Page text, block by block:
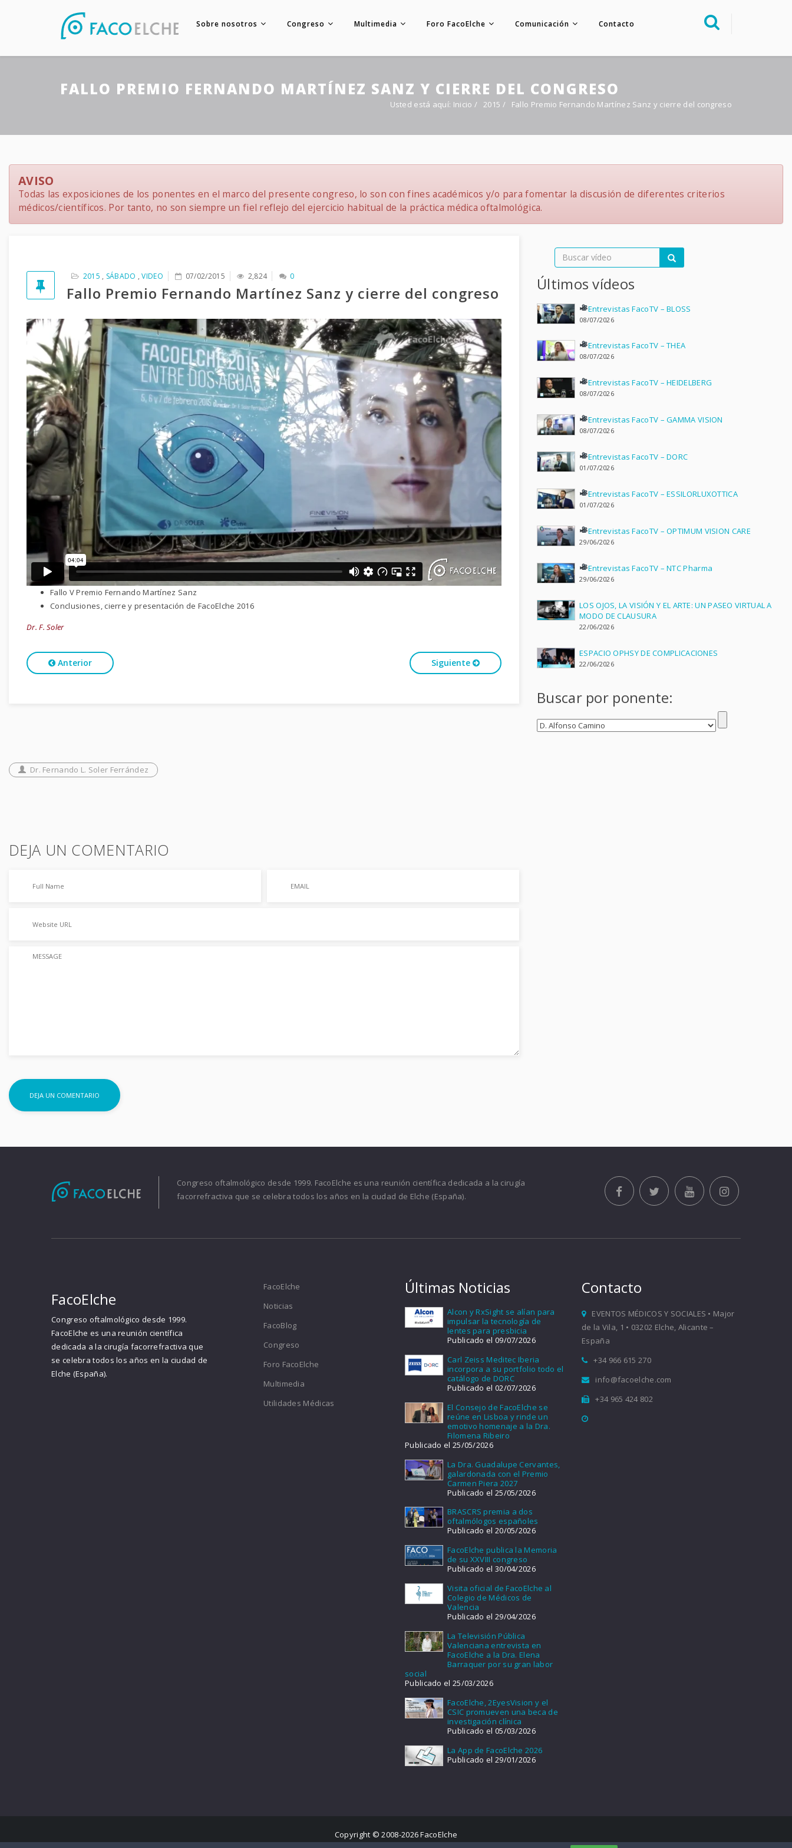
Sobre nosotros Congreso Multimedia Foro FacoElche Comunicación Contacto
FALLO PREMIO FERNANDO MARTÍNEZ SANZ Y CIERRE DEL CONGRESO
Usted está aquí: Inicio / 2015 / Fallo Premio Fernando Martínez Sanz y cierre del congreso
AVISO
Todas las exposiciones de los ponentes en el marco del presente congreso, lo son con fines académicos y/o para fomentar la discusión de diferentes criterios
médicos/científicos. Por tanto, no son siempre un fiel reflejo del ejercicio habitual de la práctica médica oftalmológica.
2015 , SÁBADO ,VIDEO 07/02/2015 2,824 0
Fallo Premio Fernando Martínez Sanz y cierre del congreso
Fallo V Premio Fernando Martínez Sanz
Conclusiones, cierre y presentación de FacoElche 2016
Dr. F. Soler
Anterior Siguiente
Dr. Fernando L. Soler Ferrández
DEJA UN COMENTARIO
Últimos vídeos
Entrevistas FacoTV – BLOSS
08/07/2026
Entrevistas FacoTV – THEA
08/07/2026
Entrevistas FacoTV – HEIDELBERG
08/07/2026
Entrevistas FacoTV – GAMMA VISION
08/07/2026
Entrevistas FacoTV – DORC
01/07/2026
Entrevistas FacoTV – ESSILORLUXOTTICA
01/07/2026
Entrevistas FacoTV – OPTIMUM VISION CARE
29/06/2026
Entrevistas FacoTV – NTC Pharma
29/06/2026
LOS OJOS, LA VISIÓN Y EL ARTE: UN PASEO VIRTUAL A
MODO DE CLAUSURA
22/06/2026
ESPACIO OPHSY DE COMPLICACIONES
22/06/2026
Buscar por ponente:
Congreso oftalmológico desde 1999. FacoElche es una reunión científica dedicada a la cirugía
facorrefractiva que se celebra todos los años en la ciudad de Elche (España).
FacoElche
Congreso oftalmológico desde 1999.
FacoElche es una reunión científica
dedicada a la cirugía facorrefractiva que
se celebra todos los años en la ciudad de
Elche (España).
FacoElche
Noticias
FacoBlog
Congreso
Foro FacoElche
Multimedia
Utilidades Médicas
Últimas Noticias
Alcon y RxSight se alían para
impulsar la tecnología de
lentes para presbicia
Publicado el 09/07/2026
Carl Zeiss Meditec Iberia
incorpora a su portfolio todo el
catálogo de DORC
Publicado el 02/07/2026
El Consejo de FacoElche se
reúne en Lisboa y rinde un
emotivo homenaje a la Dra.
Filomena Ribeiro
Publicado el 25/05/2026
La Dra. Guadalupe Cervantes,
galardonada con el Premio
Carmen Piera 2027
Publicado el 25/05/2026
BRASCRS premia a dos
oftalmólogos españoles
Publicado el 20/05/2026
FacoElche publica la Memoria
de su XXVIII congreso
Publicado el 30/04/2026
Visita oficial de FacoElche al
Colegio de Médicos de
Valencia
Publicado el 29/04/2026
La Televisión Pública
Valenciana entrevista en
FacoElche a la Dra. Elena
Barraquer por su gran labor
social
Publicado el 25/03/2026
FacoElche, 2EyesVision y el
CSIC promueven una beca de
investigación clínica
Publicado el 05/03/2026
La App de FacoElche 2026
Publicado el 29/01/2026
Contacto
EVENTOS MÉDICOS Y SOCIALES • Major
de la Vila, 1 • 03202 Elche, Alicante –
España
+34 966 615 270
info@facoelche.com
+34 965 424 802
Copyright © 2008-2026 FacoElche